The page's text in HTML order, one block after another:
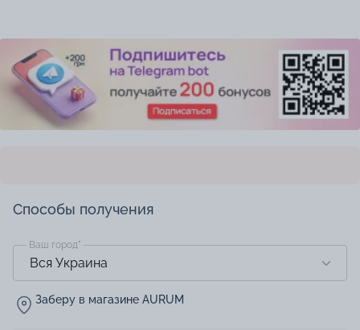
Способы получения
Ваш город*
Заберу в магазине AURUM